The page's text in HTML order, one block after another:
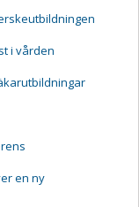
i vården
en ny